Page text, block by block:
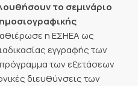
το σεμινάριο
η ΕΣΗΕΑ ως
εγγραφής των
των εξετάσεων
διευθύνσεις των